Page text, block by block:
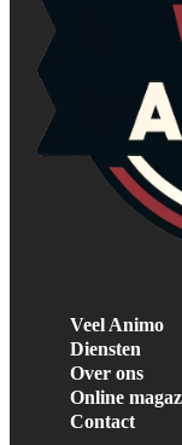
Veel Animo
Diensten
Over ons
Online
Contact